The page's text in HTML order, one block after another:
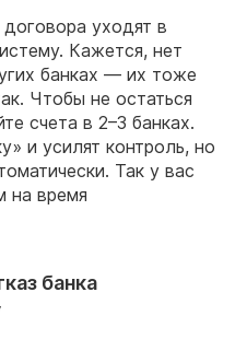
уходят в
Кажется, нет
банках — их тоже
Чтобы не остаться
счета в 2–3 банках.
и усилят контроль, но
Так у вас
на время
банка